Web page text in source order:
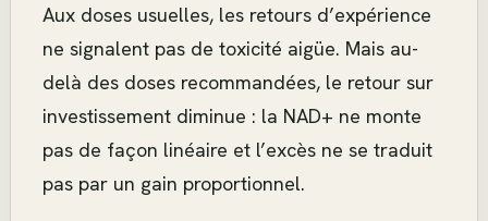
Aux doses usuelles, les retours d’expérience
ne signalent pas de toxicité aigüe. Mais au-
delà des doses recommandées, le retour sur
investissement diminue : la NAD+ ne monte
pas de façon linéaire et l’excès ne se traduit
pas par un gain proportionnel.